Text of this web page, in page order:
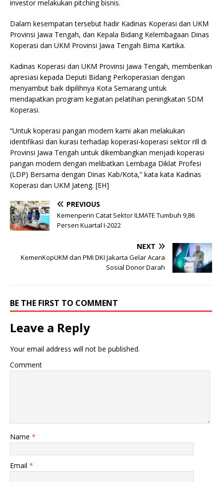
investor melakukan pitching bisnis.
Dalam kesempatan tersebut hadir Kadinas Koperasi dan UKM
Provinsi Jawa Tengah, dan Kepala Bidang Kelembagaan Dinas
Koperasi dan UKM Provinsi Jawa Tengah Bima Kartika.
Kadinas Koperasi dan UKM Provinsi Jawa Tengah, memberikan
apresiasi kepada Deputi Bidang Perkoperasian dengan
menyambut baik dipilihnya Kota Semarang untuk
mendapatkan program kegiatan pelatihan peningkatan SDM
Koperasi.
“Untuk koperasi pangan modern kami akan melakukan
identifikasi dan kurasi terhadap koperasi-koperasi sektor rill di
Provinsi Jawa Tengah untuk dikembangkan menjadi koperasi
pangan modern dengan melibatkan Lembaga Diklat Profesi
(LDP) Bersama dengan Dinas Kab/Kota,” kata kata Kadinas
Koperasi dan UKM Jateng. [EH]
PREVIOUS
Kemenperin Catat Sektor ILMATE Tumbuh 9,86
Persen Kuartal I-2022
NEXT
KemenKopUKM dan PMI DKI Jakarta Gelar Acara
Sosial Donor Darah
BE THE FIRST TO COMMENT
Leave a Reply
Your email address will not be published.
Comment
Name *
Email *